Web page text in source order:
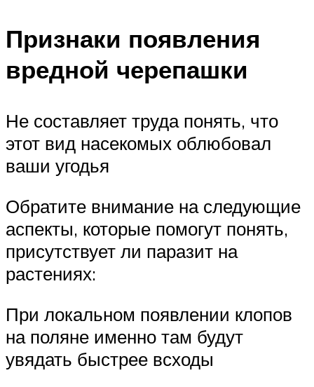
Признаки появления
вредной черепашки
Не составляет труда понять, что
этот вид насекомых облюбовал
ваши угодья
Обратите внимание на следующие
аспекты, которые помогут понять,
присутствует ли паразит на
растениях:
При локальном появлении клопов
на поляне именно там будут
увядать быстрее всходы